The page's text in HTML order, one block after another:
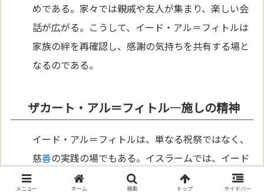
めである。家々では親戚や友人が集まり、楽しい会
話が広がる。こうして、イード・アル＝フィトルは
家族の絆を再確認し、感謝の気持ちを共有する場と
なるのである。
ザカート・アル＝フィトル—施しの精神
イード・アル＝フィトルは、単なる祝祭ではなく、
慈善の実践の場でもある。イスラームでは、イード
前に「ザカート・アル＝フィトル（断食
けの喜
メニュー ホーム 検索 トップ サイドバー